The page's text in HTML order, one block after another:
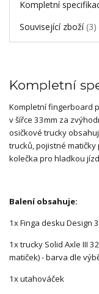
Kompletní
Související zboží 3
Kompletní
Kompletní fingerboard
v šířce 33mm za
osičkové trucky
trucků, pojistné
kolečka pro hladkou
Balení obsahuje:
1x Finga desku Design
1x trucky Solid Axle III
matiček) - barva dle
1x utahováček